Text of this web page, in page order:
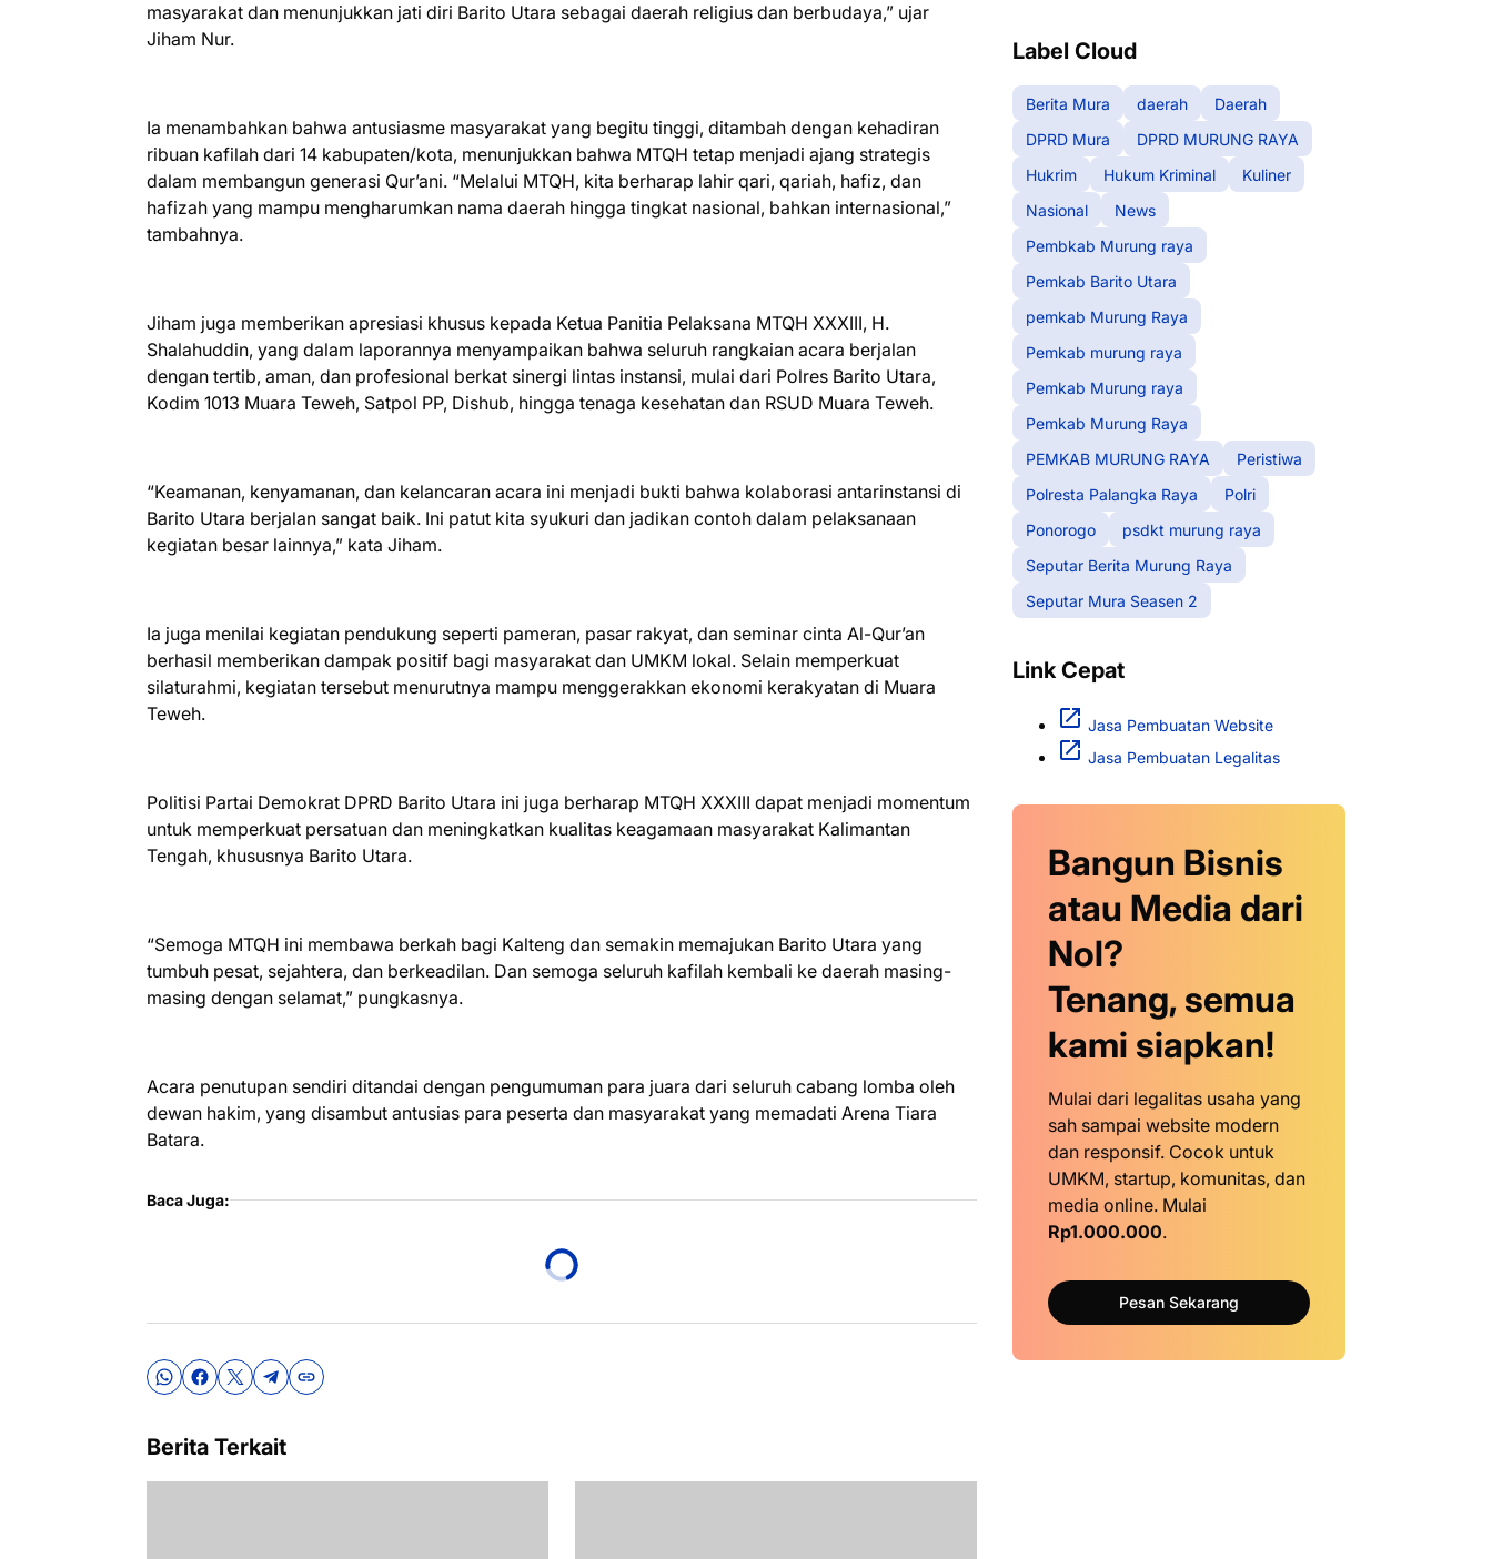
masyarakat dan menunjukkan jati diri Barito Utara sebagai daerah religius dan berbudaya,” ujar
Jiham Nur.
Ia menambahkan bahwa antusiasme masyarakat yang begitu tinggi, ditambah dengan kehadiran
ribuan kafilah dari 14 kabupaten/kota, menunjukkan bahwa MTQH tetap menjadi ajang strategis
dalam membangun generasi Qur’ani. “Melalui MTQH, kita berharap lahir qari, qariah, hafiz, dan
hafizah yang mampu mengharumkan nama daerah hingga tingkat nasional, bahkan internasional,”
tambahnya.
Jiham juga memberikan apresiasi khusus kepada Ketua Panitia Pelaksana MTQH XXXIII, H.
Shalahuddin, yang dalam laporannya menyampaikan bahwa seluruh rangkaian acara berjalan
dengan tertib, aman, dan profesional berkat sinergi lintas instansi, mulai dari Polres Barito Utara,
Kodim 1013 Muara Teweh, Satpol PP, Dishub, hingga tenaga kesehatan dan RSUD Muara Teweh.
“Keamanan, kenyamanan, dan kelancaran acara ini menjadi bukti bahwa kolaborasi antarinstansi di
Barito Utara berjalan sangat baik. Ini patut kita syukuri dan jadikan contoh dalam pelaksanaan
kegiatan besar lainnya,” kata Jiham.
Ia juga menilai kegiatan pendukung seperti pameran, pasar rakyat, dan seminar cinta Al-Qur’an
berhasil memberikan dampak positif bagi masyarakat dan UMKM lokal. Selain memperkuat
silaturahmi, kegiatan tersebut menurutnya mampu menggerakkan ekonomi kerakyatan di Muara
Teweh.
Politisi Partai Demokrat DPRD Barito Utara ini juga berharap MTQH XXXIII dapat menjadi momentum
untuk memperkuat persatuan dan meningkatkan kualitas keagamaan masyarakat Kalimantan
Tengah, khususnya Barito Utara.
“Semoga MTQH ini membawa berkah bagi Kalteng dan semakin memajukan Barito Utara yang
tumbuh pesat, sejahtera, dan berkeadilan. Dan semoga seluruh kafilah kembali ke daerah masing-
masing dengan selamat,” pungkasnya.
Acara penutupan sendiri ditandai dengan pengumuman para juara dari seluruh cabang lomba oleh
dewan hakim, yang disambut antusias para peserta dan masyarakat yang memadati Arena Tiara
Batara.
Baca Juga:
Berita Terkait
Raya
Label Cloud
Berita Mura daerah
Daerah
DPRD Mura
DPRD MURUNG RAYA
Hukrim
Hukum Kriminal
Kuliner
Nasional
News
Pembkab Murung raya
Pemkab Barito Utara
pemkab Murung Raya
Pemkab murung raya
Pemkab Murung raya
Pemkab Murung Raya
PEMKAB MURUNG RAYA
Peristiwa
Polresta Palangka Raya
Polri
Ponorogo
psdkt murung raya
Seputar Berita Murung Raya
Seputar Mura Seasen 2
Link Cepat
Jasa Pembuatan Website
Jasa Pembuatan Legalitas
Bangun Bisnis
atau Media dari
Nol?
Tenang, semua
kami siapkan!
Mulai dari legalitas usaha yang
sah sampai website modern
dan responsif. Cocok untuk
UMKM, startup, komunitas, dan
media online. Mulai
Rp1.000.000.
Pesan Sekarang